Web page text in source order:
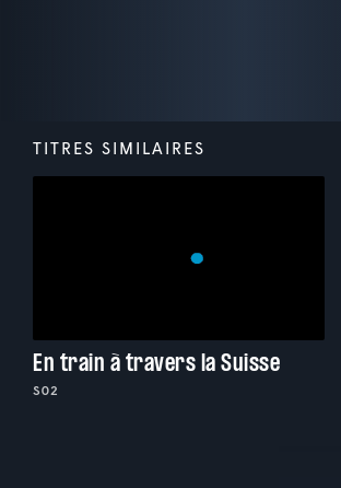
TITRES SIMILAIRES
En train à travers la Suisse
S02